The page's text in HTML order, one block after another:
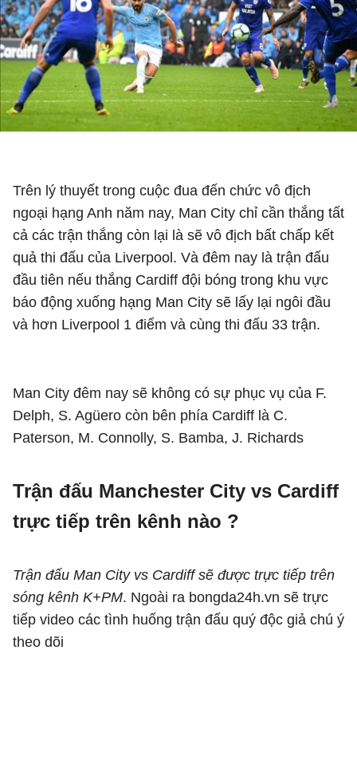
Trên lý thuyết trong cuộc đua đến chức vô địch
ngoại hạng Anh năm nay, Man City chỉ cần thắng tất
cả các trận thắng còn lại là sẽ vô địch bất chấp kết
quả thi đấu của Liverpool. Và đêm nay là trận đấu
đầu tiên nếu thắng Cardiff đội bóng trong khu vực
báo động xuống hạng Man City sẽ lấy lại ngôi đầu
và hơn Liverpool 1 điểm và cùng thi đấu 33 trận.
Man City đêm nay sẽ không có sự phục vụ của F.
Delph, S. Agüero còn bên phía Cardiff là C.
Paterson, M. Connolly, S. Bamba, J. Richards
Trận đấu Manchester City vs Cardiff
trực tiếp trên kênh nào ?
Trận đấu Man City vs Cardiff sẽ được trực tiếp trên
sóng kênh K+PM. Ngoài ra bongda24h.vn sẽ trực
tiếp video các tình huống trận đấu quý độc giả chú ý
theo dõi